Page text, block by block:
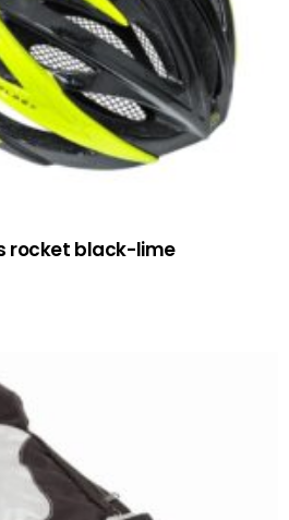
rocket black-lime